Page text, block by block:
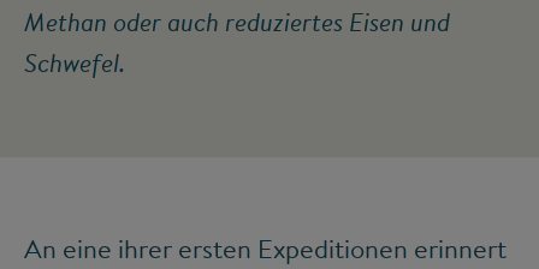
Methan oder auch reduziertes Eisen und
Schwefel.
An eine ihrer ersten Expeditionen erinnert